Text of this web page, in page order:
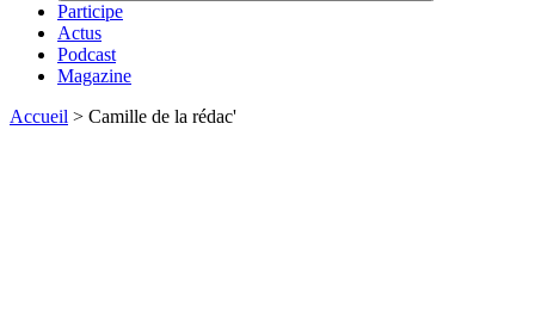
Participe
Actus
Podcast
Magazine
Accueil > Camille de la rédac'